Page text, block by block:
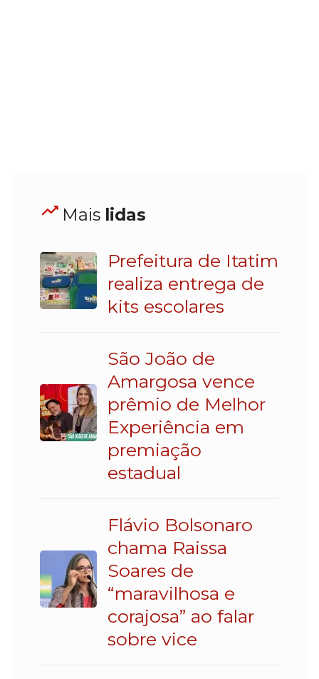
Mais lidas
Prefeitura de Itatim
realiza entrega de
kits escolares
São João de
Amargosa vence
prêmio de Melhor
Experiência em
premiação
estadual
Flávio Bolsonaro
chama Raissa
Soares de
“maravilhosa e
corajosa” ao falar
sobre vice